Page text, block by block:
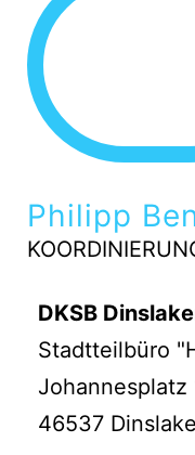
Philipp
DKSB
Stadtteilbüro
Johannesplatz
46537